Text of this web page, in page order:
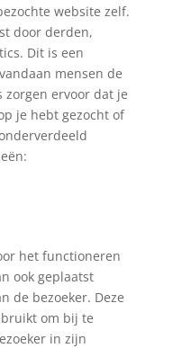
website zelf.
door derden,
Dit is een
mensen de
zorgen ervoor dat je
je hebt gezocht of
het functioneren
ook geplaatst
de bezoeker. Deze
om bij te
in zijn